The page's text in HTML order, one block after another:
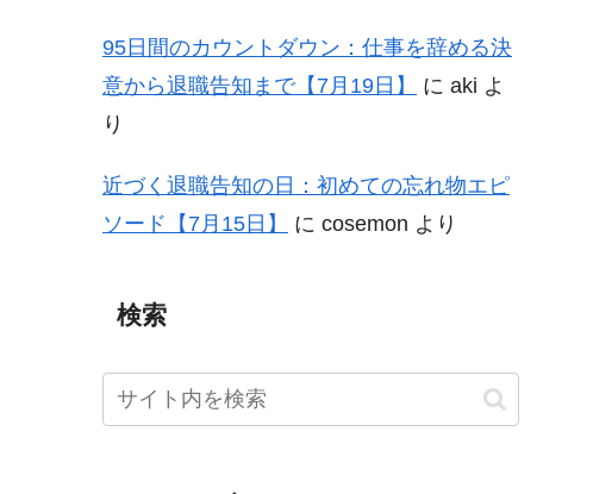
95日間のカウントダウン：仕事を辞める決
意から退職告知まで【7月19日】
に aki よ
り
近づく退職告知の日：初めての忘れ物エピ
ソード【7月15日】
に cosemon より
検索